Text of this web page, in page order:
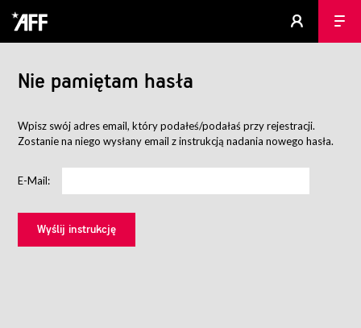
Nie pamiętam hasła
Wpisz swój adres email, który podałeś/podałaś przy rejestracji.
Zostanie na niego wysłany email z instrukcją nadania nowego hasła.
E-Mail: